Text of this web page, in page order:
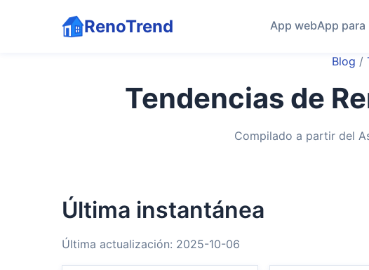
RenoTrend App webApp para
Blog /
Tendencias de
Compilado a partir del
Última instantánea
Última actualización: 2025-10-06